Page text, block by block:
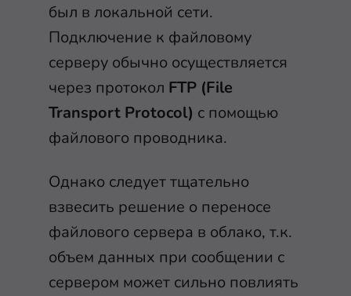
был в локальной сети.
Подключение к файловому
серверу обычно осуществляется
через протокол FTP (File
Transport Protocol) с помощью
файлового проводника.
Однако следует тщательно
взвесить решение о переносе
файлового сервера в облако, т.к.
объем данных при сообщении с
сервером может сильно повлиять